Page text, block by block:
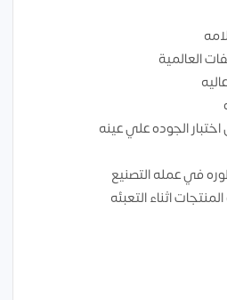
العالمية
الجوده علي عينه
في عمله التصنيع
اثناء التعبئه